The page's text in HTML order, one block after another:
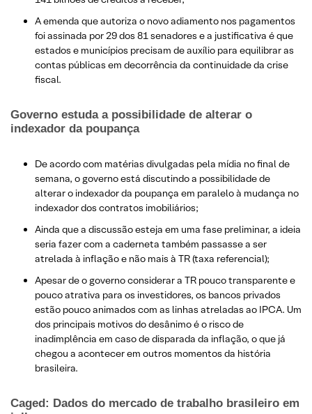
A emenda que autoriza o novo adiamento nos pagamentos
foi assinada por 29 dos 81 senadores e a justificativa é que
estados e municípios precisam de auxílio para equilibrar as
contas públicas em decorrência da continuidade da crise
fiscal.
Governo estuda a possibilidade de alterar o
indexador da poupança
De acordo com matérias divulgadas pela mídia no final de
semana, o governo está discutindo a possibilidade de
alterar o indexador da poupança em paralelo à mudança no
indexador dos contratos imobiliários;
Ainda que a discussão esteja em uma fase preliminar, a ideia
seria fazer com a caderneta também passasse a ser
atrelada à inflação e não mais à TR (taxa referencial);
Apesar de o governo considerar a TR pouco transparente e
pouco atrativa para os investidores, os bancos privados
estão pouco animados com as linhas atreladas ao IPCA. Um
dos principais motivos do desânimo é o risco de
inadimplência em caso de disparada da inflação, o que já
chegou a acontecer em outros momentos da história
brasileira.
Caged: Dados do mercado de trabalho brasileiro em